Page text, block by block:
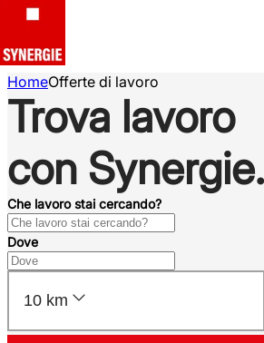
HomeOfferte di lavoro
Trova lavoro
con Synergie.
Che lavoro stai cercando?
Dove
10 km